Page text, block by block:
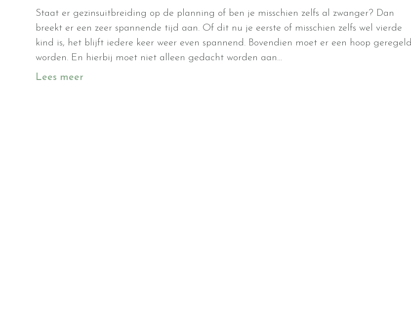
Staat er gezinsuitbreiding op de planning of ben je misschien zelfs al zwanger? Dan
breekt er een zeer spannende tijd aan. Of dit nu je eerste of misschien zelfs wel vierde
kind is, het blijft iedere keer weer even spannend. Bovendien moet er een hoop geregeld
worden. En hierbij moet niet alleen gedacht worden aan…
Lees meer